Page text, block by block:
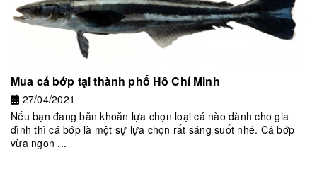
Mua cá bớp tại thành phố Hồ Chí Minh
27/04/2021
Nếu bạn đang băn khoăn lựa chọn loại cá nào dành cho gia
đình thì cá bớp là một sự lựa chọn rất sáng suốt nhé. Cá bớp
vừa ngon ...